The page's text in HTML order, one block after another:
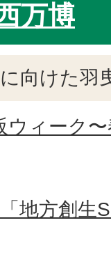
万博
向けた羽
ウィーク
地方創生